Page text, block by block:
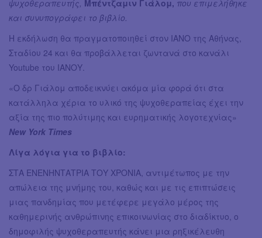
ψυχοθεραπευτής, Μπέντζαμιν Γιάλομ, που επιμελήθηκε
και συνυπογράφει το βιβλίο.
Η εκδήλωση θα πραγματοποιηθεί στον ΙΑΝΟ της Αθήνας,
Σταδίου 24 και θα προβάλλεται ζωντανά στο κανάλι
Youtube του ΙΑΝΟΥ.
«Ο δρ Γιάλομ αποδεικνύει ακόμα μία φορά ότι στα
κατάλληλα χέρια το υλικό της ψυχοθεραπείας έχει την
αξία της πιο πολύτιμης και ευρηματικής λογοτεχνίας»
New York Times
Λίγα λόγια για το βιβλίο:
ΣΤΑ ΕΝΕΝΗΝΤΑΤΡΙΑ ΤΟΥ ΧΡΟΝΙΑ, αντιμέτωπος με την
απώλεια της μνήμης του, καθώς και με τις επιπτώσεις
μιας πανδημίας που μετέφερε μεγάλο μέρος της
καθημερινής ανθρώπινης επικοινωνίας στο διαδίκτυο, ο
δημοφιλής ψυχοθεραπευτής κάνει μια ρηξικέλευθη